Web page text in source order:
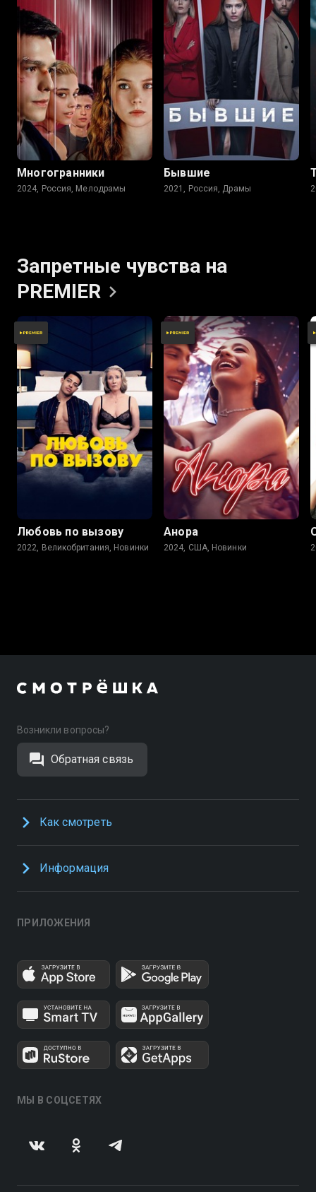
7.3 6.2
Многогранники
2024, Россия, Мелодрамы
7.1
Бывшие
2021, Россия, Драмы
Запретные чувства на
PREMIER
Любовь по вызову
2022, Великобритания, Новинки
Анора
2024, США, Новинки
Возникли вопросы?
Обратная связь
Как смотреть
Информация
ПРИЛОЖЕНИЯ
МЫ В СОЦСЕТЯХ